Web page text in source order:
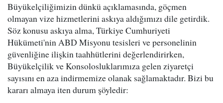
Büyükelçiliğimizin dünkü açıklamasında, göçmen
olmayan vize hizmetlerini askıya aldığımızı dile getirdik.
Söz konusu askıya alma, Türkiye Cumhuriyeti
Hükümeti'nin ABD Misyonu tesisleri ve personelinin
güvenliğine ilişkin taahhütlerini değerlendirirken,
Büyükelçilik ve Konsolosluklarımıza gelen ziyaretçi
sayısını en aza indirmemize olanak sağlamaktadır. Bizi bu
kararı almaya iten durum şöyledir: